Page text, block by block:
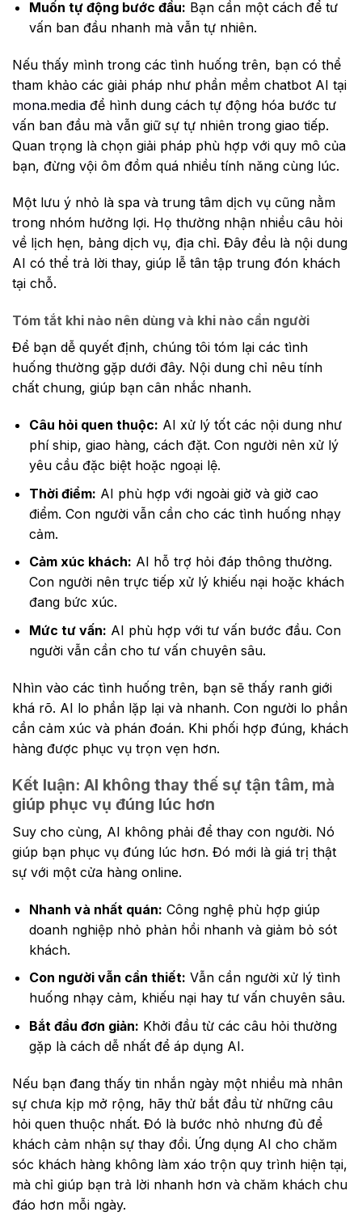
Muốn tự động bước đầu: Bạn cần một cách để tư
vấn ban đầu nhanh mà vẫn tự nhiên.
Nếu thấy mình trong các tình huống trên, bạn có thể
tham khảo các giải pháp như phần mềm chatbot AI tại
mona.media để hình dung cách tự động hóa bước tư
vấn ban đầu mà vẫn giữ sự tự nhiên trong giao tiếp.
Quan trọng là chọn giải pháp phù hợp với quy mô của
bạn, đừng vội ôm đồm quá nhiều tính năng cùng lúc.
Một lưu ý nhỏ là spa và trung tâm dịch vụ cũng nằm
trong nhóm hưởng lợi. Họ thường nhận nhiều câu hỏi
về lịch hẹn, bảng dịch vụ, địa chỉ. Đây đều là nội dung
AI có thể trả lời thay, giúp lễ tân tập trung đón khách
tại chỗ.
Tóm tắt khi nào nên dùng và khi nào cần người
Để bạn dễ quyết định, chúng tôi tóm lại các tình
huống thường gặp dưới đây. Nội dung chỉ nêu tính
chất chung, giúp bạn cân nhắc nhanh.
Câu hỏi quen thuộc: AI xử lý tốt các nội dung như
phí ship, giao hàng, cách đặt. Con người nên xử lý
yêu cầu đặc biệt hoặc ngoại lệ.
Thời điểm: AI phù hợp với ngoài giờ và giờ cao
điểm. Con người vẫn cần cho các tình huống nhạy
cảm.
Cảm xúc khách: AI hỗ trợ hỏi đáp thông thường.
Con người nên trực tiếp xử lý khiếu nại hoặc khách
đang bức xúc.
Mức tư vấn: AI phù hợp với tư vấn bước đầu. Con
người vẫn cần cho tư vấn chuyên sâu.
Nhìn vào các tình huống trên, bạn sẽ thấy ranh giới
khá rõ. AI lo phần lặp lại và nhanh. Con người lo phần
cần cảm xúc và phán đoán. Khi phối hợp đúng, khách
hàng được phục vụ trọn vẹn hơn.
Kết luận: AI không thay thế sự tận tâm, mà
giúp phục vụ đúng lúc hơn
Suy cho cùng, AI không phải để thay con người. Nó
giúp bạn phục vụ đúng lúc hơn. Đó mới là giá trị thật
sự với một cửa hàng online.
Nhanh và nhất quán: Công nghệ phù hợp giúp
doanh nghiệp nhỏ phản hồi nhanh và giảm bỏ sót
khách.
Con người vẫn cần thiết: Vẫn cần người xử lý tình
huống nhạy cảm, khiếu nại hay tư vấn chuyên sâu.
Bắt đầu đơn giản: Khởi đầu từ các câu hỏi thường
gặp là cách dễ nhất để áp dụng AI.
Nếu bạn đang thấy tin nhắn ngày một nhiều mà nhân
sự chưa kịp mở rộng, hãy thử bắt đầu từ những câu
hỏi quen thuộc nhất. Đó là bước nhỏ nhưng đủ để
khách cảm nhận sự thay đổi. Ứng dụng AI cho chăm
sóc khách hàng không làm xáo trộn quy trình hiện tại,
mà chỉ giúp bạn trả lời nhanh hơn và chăm khách chu
đáo hơn mỗi ngày.